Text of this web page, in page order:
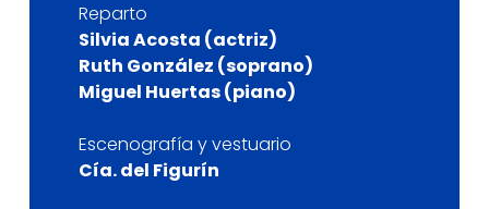
Reparto
Silvia Acosta (actriz)
Ruth González (soprano)
Miguel Huertas (piano)
Escenografía y vestuario
Cía. del Figurín